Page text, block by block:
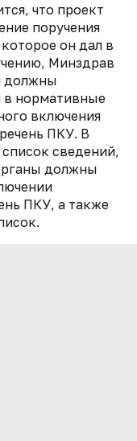
что проект
поручения
которое он дал в
Минздрав
должны
в нормативные
включения
ПКУ. В
сведений,
должны
ПКУ, а также